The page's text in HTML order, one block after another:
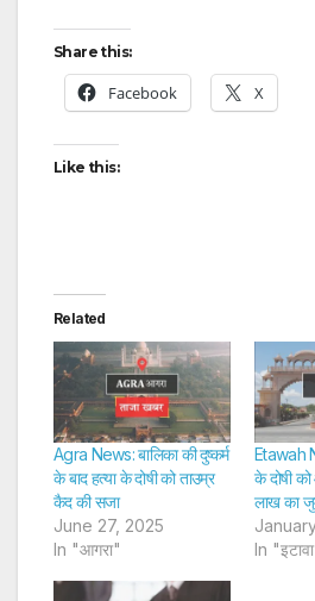
Share this:
Facebook X
Like this:
Related
Agra News: बालिका की दुष्कर्म
के बाद हत्या के दोषी को ताउम्र
कैद की सजा
June 27, 2025
In "आगरा"
Etawah
के दोषी
लाख का
In